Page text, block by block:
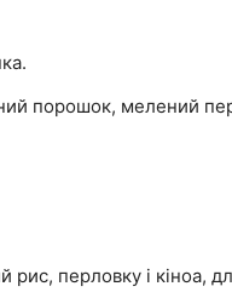
порошок, мелений
перловку і кіноа,